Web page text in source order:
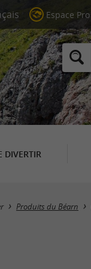
Espace Pro
DIVERTIR
Produits du Béarn